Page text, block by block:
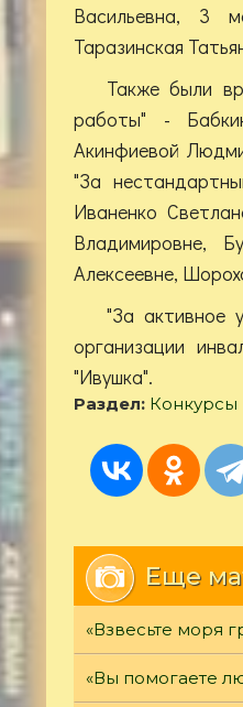
Васильевна, 3
Таразинская
Также были
работы" -
Акинфиевой
"За
Иваненко
Владимировне,
Алексеевне,
"За активное
организации
"Ивушка".
Раздел: Конкурсы
Еще
«Взвесьте моря
«Вы помогаете